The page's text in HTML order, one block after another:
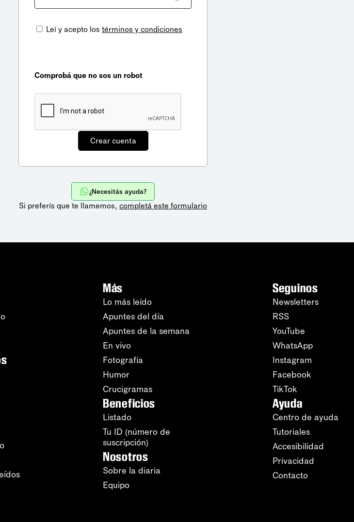
Leí y acepto los términos y condiciones
Comprobá que no sos un robot
¿Necesitás ayuda?
Si preferís que te llamemos, completá este formulario
Más
Lo más leído
Apuntes del día
Apuntes de la semana
En vivo
Fotografía
Humor
Crucigramas
Beneficios
Listado
Tu ID (número de
suscripción)
Nosotros
Sobre la diaria
Equipo
Seguinos
Newsletters
RSS
YouTube
WhatsApp
Instagram
Facebook
TikTok
Ayuda
Centro de ayuda
Tutoriales
Accesibilidad
Privacidad
Contacto